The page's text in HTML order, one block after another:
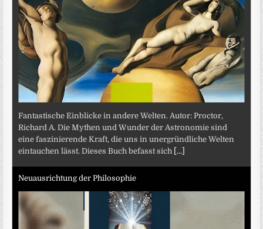
Fantastische Einblicke in andere Welten. Autor: Proctor,
Richard A. Die Mythen und Wunder der Astronomie sind
eine faszinierende Kraft, die uns in unergründliche Welten
eintauchen lässt. Dieses Buch befasst sich
[...]
Neuausrichtung der Philosophie